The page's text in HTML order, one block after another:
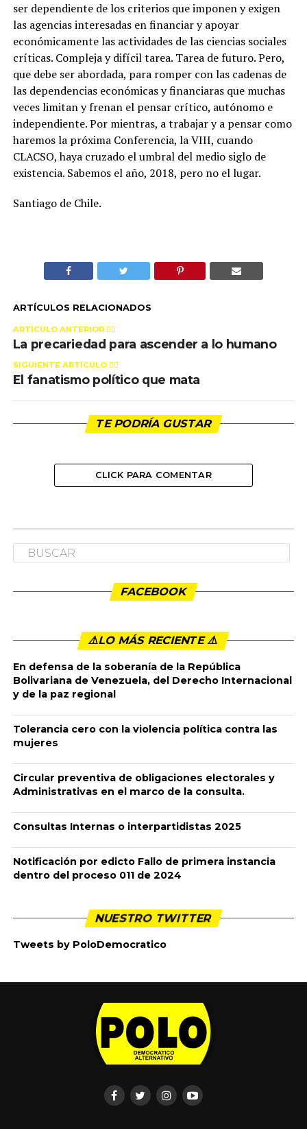
ser dependiente de los criterios que imponen y exigen
las agencias interesadas en financiar y apoyar
económicamente las actividades de las ciencias sociales
críticas. Compleja y difícil tarea. Tarea de futuro. Pero,
que debe ser abordada, para romper con las cadenas de
las dependencias económicas y financiaras que muchas
veces limitan y frenan el pensar crítico, autónomo e
independiente. Por mientras, a trabajar y a pensar como
haremos la próxima Conferencia, la VIII, cuando
CLACSO, haya cruzado el umbral del medio siglo de
existencia. Sabemos el año, 2018, pero no el lugar.
Santiago de Chile.
ARTÍCULOS RELACIONADOS
ARTÍCULO ANTERIOR 👉🏻
La precariedad para ascender a lo humano
SIGUIENTE ARTÍCULO 👈🏻
El fanatismo político que mata
TE PODRÍA GUSTAR
CLICK PARA COMENTAR
COLUMNISTAS
El momento de la izquierda
Publicado 4 años ago en 5:01 pm
admin